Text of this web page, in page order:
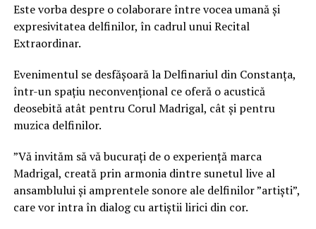
Este vorba despre o colaborare între vocea umană și
expresivitatea delfinilor, în cadrul unui Recital
Extraordinar.
Evenimentul se desfășoară la Delfinariul din Constanța,
într-un spațiu neconvențional ce oferă o acustică
deosebită atât pentru Corul Madrigal, cât și pentru
muzica delfinilor.
”Vă invităm să vă bucurați de o experiență marca
Madrigal, creată prin armonia dintre sunetul live al
ansamblului și amprentele sonore ale delfinilor ”artiști”,
care vor intra în dialog cu artiștii lirici din cor.